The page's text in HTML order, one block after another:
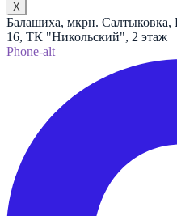
X
Балашиха, мкрн. Салтыковка,
16, ТК "Никольский", 2 этаж
Phone-alt